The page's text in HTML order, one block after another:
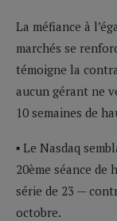
La méfiance à
marchés se
témoigne la
aucun gérant ne
10 semaines de
▪ Le Nasdaq
20ème séance de
série de 23 —
octobre.